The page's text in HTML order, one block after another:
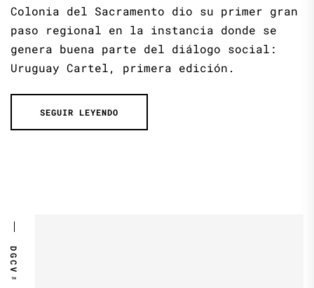
Colonia del Sacramento dio su primer gran
paso regional en la instancia donde se
genera buena parte del diálogo social:
Uruguay Cartel, primera edición.
SEGUIR LEYENDO
DGCV™